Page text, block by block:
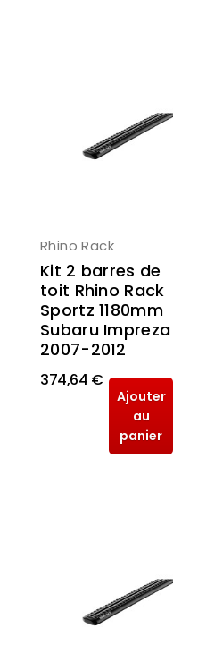
Rhino Rack
Kit 2 barres de
toit Rhino Rack
Sportz 1180mm
Subaru Impreza
2007-2012
374,64 €
Ajouter
au
panier